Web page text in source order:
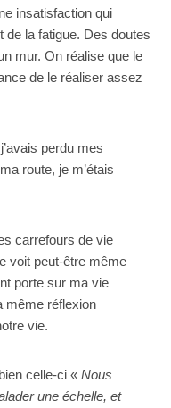
insatisfaction qui
de la fatigue. Des doutes
mur. On réalise que le
de le réaliser assez
perdu mes
route, je m’étais
carrefours de vie
voit peut-être même
porte sur ma vie
même réflexion
vie.
celle-ci « Nous
une échelle, et